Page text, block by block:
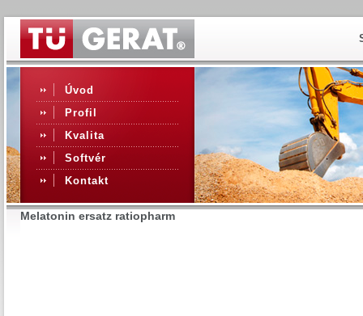
Úvod
Profil
Kvalita
Softvér
Kontakt
Melatonin ersatz ratiopharm